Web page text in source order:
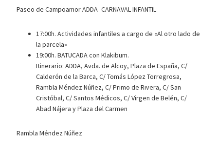
Paseo de Campoamor ADDA -CARNAVAL INFANTIL
17:00h. Actividades infantiles a cargo de «Al otro lado de
la parcela»
19:00h. BATUCADA con Klakibum.
Itinerario: ADDA, Avda. de Alcoy, Plaza de España, C/
Calderón de la Barca, C/ Tomás López Torregrosa,
Rambla Méndez Núñez, C/ Primo de Rivera, C/ San
Cristóbal, C/ Santos Médicos, C/ Virgen de Belén, C/
Abad Nájera y Plaza del Carmen
Rambla Méndez Núñez